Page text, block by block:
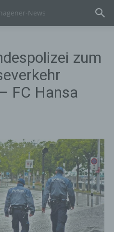
zum
FC Hansa